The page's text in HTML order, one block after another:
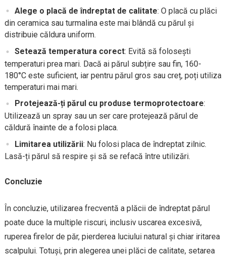
Alege o placă de îndreptat de calitate: O placă cu plăci
din ceramica sau turmalina este mai blândă cu părul și
distribuie căldura uniform.
Setează temperatura corect: Evită să folosești
temperaturi prea mari. Dacă ai părul subțire sau fin, 160-
180°C este suficient, iar pentru părul gros sau creț, poți utiliza
temperaturi mai mari.
Protejează-ți părul cu produse termoprotectoare:
Utilizează un spray sau un ser care protejează părul de
căldură înainte de a folosi placa.
Limitarea utilizării: Nu folosi placa de îndreptat zilnic.
Lasă-ți părul să respire și să se refacă între utilizări.
Concluzie
În concluzie, utilizarea frecventă a plăcii de îndreptat părul
poate duce la multiple riscuri, inclusiv uscarea excesivă,
ruperea firelor de păr, pierderea luciului natural și chiar iritarea
scalpului. Totuși, prin alegerea unei plăci de calitate, setarea